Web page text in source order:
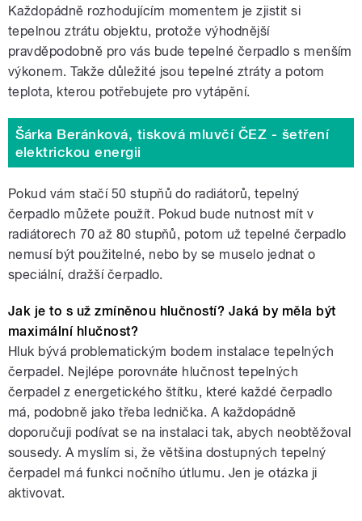
Každopádně rozhodujícím momentem je zjistit si
tepelnou ztrátu objektu, protože výhodnější
pravděpodobně pro vás bude tepelné čerpadlo s menším
výkonem. Takže důležité jsou tepelné ztráty a potom
teplota, kterou potřebujete pro vytápění.
Šárka Beránková, tisková mluvčí ČEZ - šetření
elektrickou energii
Pokud vám stačí 50 stupňů do radiátorů, tepelný
čerpadlo můžete použít. Pokud bude nutnost mít v
radiátorech 70 až 80 stupňů, potom už tepelné čerpadlo
nemusí být použitelné, nebo by se muselo jednat o
speciální, dražší čerpadlo.
Jak je to s už zmíněnou hlučností? Jaká by měla být
maximální hlučnost?
Hluk bývá problematickým bodem instalace tepelných
čerpadel. Nejlépe porovnáte hlučnost tepelných
čerpadel z energetického štítku, které každé čerpadlo
má, podobně jako třeba lednička. A každopádně
doporučuji podívat se na instalaci tak, abych neobtěžoval
sousedy. A myslím si, že většina dostupných tepelný
čerpadel má funkci nočního útlumu. Jen je otázka ji
aktivovat.